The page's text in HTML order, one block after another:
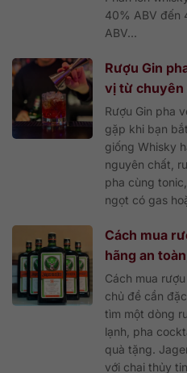
40% ABV đến
ABV...
Rượu Gin
vị từ chuyên
Rượu Gin pha
gặp khi bạn
giống Whisky
nguyên chất,
pha cùng
ngọt có gas
Cách mua
hãng an
Cách mua
chủ đề cần
tìm một dòng
lạnh, pha
quà tặng.
với chai thủy